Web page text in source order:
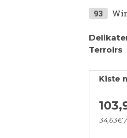
93
Terroirs
Kiste
103,
34,63€/